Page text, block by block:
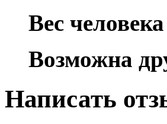
Вес
Возможна
Написать